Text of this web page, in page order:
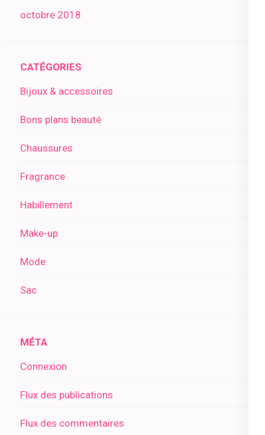
octobre 2018
CATÉGORIES
Bijoux & accessoires
Bons plans beauté
Chaussures
Fragrance
Habillement
Make-up
Mode
Sac
MÉTA
Connexion
Flux des publications
Flux des commentaires